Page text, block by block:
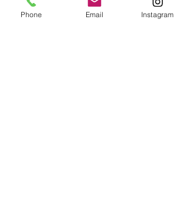
75,00 €
Phone Email Instagram